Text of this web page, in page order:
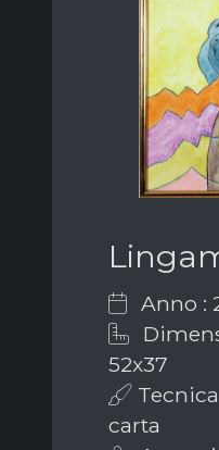
Anno :
52x37
carta